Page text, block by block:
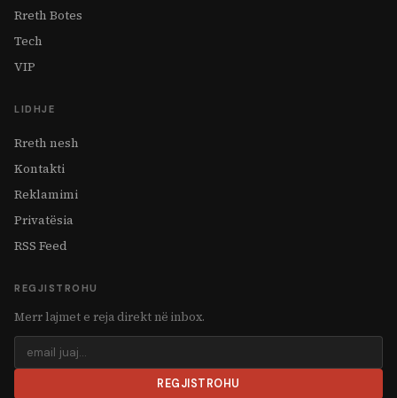
Rreth Botes
Tech
VIP
LIDHJE
Rreth nesh
Kontakti
Reklamimi
Privatësia
RSS Feed
REGJISTROHU
Merr lajmet e reja direkt në inbox.
REGJISTROHU